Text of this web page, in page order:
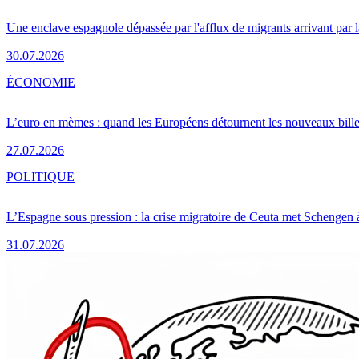
Une enclave espagnole dépassée par l'afflux de migrants arrivant par
30.07.2026
L’euro en mèmes : quand les Européens détournent les nouveaux
27.07.2026
ÉCONOMIE
L’Espagne sous pression : la crise migratoire de Ceuta met Schengen
31.07.2026
POLITIQUE